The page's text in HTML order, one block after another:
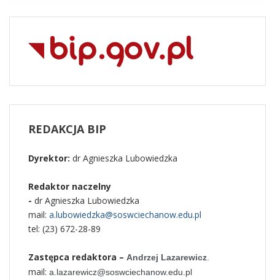
REDAKCJABIP
Dyrektor: dr Agnieszka Lubowiedzka
Redaktor naczelny
- dr Agnieszka Lubowiedzka
mail: a.lubowiedzka@soswciechanow.edu.pl
tel: (23) 672-28-89
Zastępca redaktora – Andrzej Lazarewicz
mail: a.lazarewicz@soswciechanow.edu.pl